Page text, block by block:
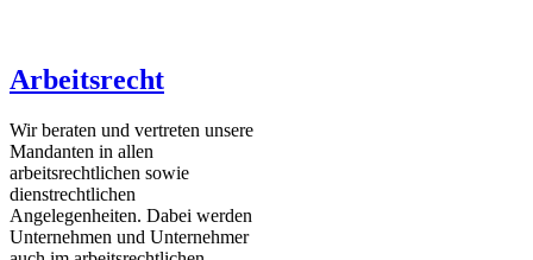
Arbeitsrecht
Wir beraten und vertreten unsere
Mandanten in allen
arbeitsrechtlichen sowie
dienstrechtlichen
Angelegenheiten. Dabei werden
Unternehmen und Unternehmer